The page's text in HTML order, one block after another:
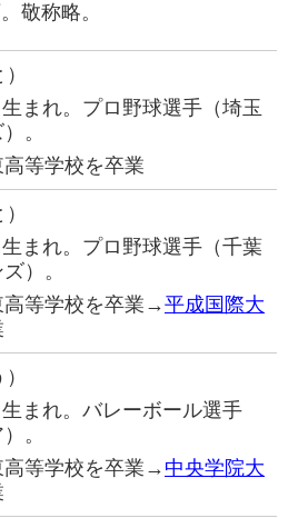
敬称略。
まれ。プロ野球選手（埼玉
。
等学校を卒業
まれ。プロ野球選手（千葉
）。
高等学校を卒業→平成国際大
まれ。バレーボール選手
。
高等学校を卒業→ 中央学院大